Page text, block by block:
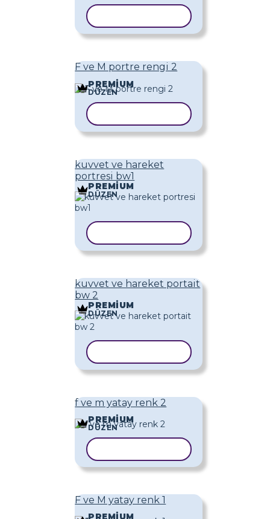
F ve M portre rengi 2
PREMIUM
DÜZEN
kuvvet ve hareket
portresi bw1
PREMIUM
DÜZEN
kuvvet ve hareket portait
bw 2
PREMIUM
DÜZEN
f ve m yatay renk 2
PREMIUM
DÜZEN
F ve M yatay renk 1
PREMIUM